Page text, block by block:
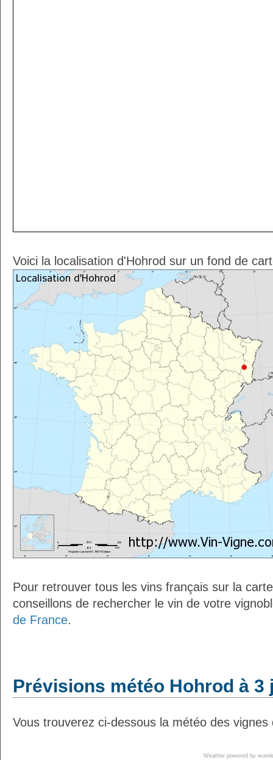
Voici la localisation d'Hohrod sur un fond de
Pour retrouver tous les vins français sur la
conseillons de rechercher le vin de votre
de France.
Prévisions météo Hohrod à 3
Vous trouverez ci-dessous la météo des
Weather powered by